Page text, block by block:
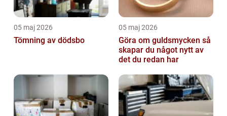
05 maj 2026
Tömning av dödsbo
05 maj 2026
Göra om guldsmycken så
skapar du något nytt av
det du redan har